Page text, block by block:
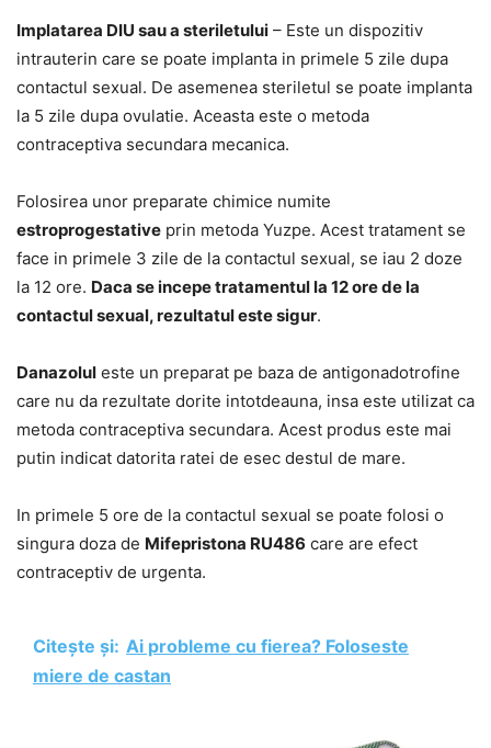
Implatarea DIU sau a steriletului – Este un dispozitiv
intrauterin care se poate implanta in primele 5 zile dupa
contactul sexual. De asemenea steriletul se poate implanta
la 5 zile dupa ovulatie. Aceasta este o metoda
contraceptiva secundara mecanica.
Folosirea unor preparate chimice numite
estroprogestative prin metoda Yuzpe. Acest tratament se
face in primele 3 zile de la contactul sexual, se iau 2 doze
la 12 ore. Daca se incepe tratamentul la 12 ore de la
contactul sexual, rezultatul este sigur.
Danazolul este un preparat pe baza de antigonadotrofine
care nu da rezultate dorite intotdeauna, insa este utilizat ca
metoda contraceptiva secundara. Acest produs este mai
putin indicat datorita ratei de esec destul de mare.
In primele 5 ore de la contactul sexual se poate folosi o
singura doza de Mifepristona RU486 care are efect
contraceptiv de urgenta.
Citește și: Ai probleme cu fierea? Foloseste
miere de castan